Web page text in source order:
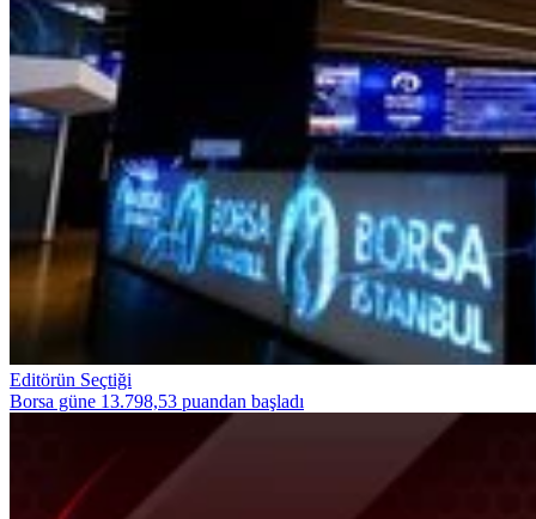
Editörün Seçtiği
Borsa güne 13.798,53 puandan başladı